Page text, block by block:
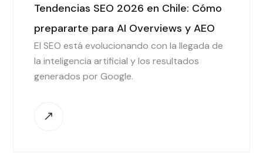
Tendencias SEO 2026 en Chile: Cómo
prepararte para AI Overviews y AEO
El SEO está evolucionando con la llegada de
la inteligencia artificial y los resultados
generados por Google.